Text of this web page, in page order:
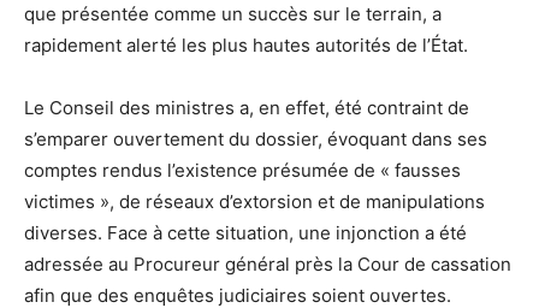
que présentée comme un succès sur le terrain, a
rapidement alerté les plus hautes autorités de l’État.
Le Conseil des ministres a, en effet, été contraint de
s’emparer ouvertement du dossier, évoquant dans ses
comptes rendus l’existence présumée de « fausses
victimes », de réseaux d’extorsion et de manipulations
diverses. Face à cette situation, une injonction a été
adressée au Procureur général près la Cour de cassation
afin que des enquêtes judiciaires soient ouvertes.